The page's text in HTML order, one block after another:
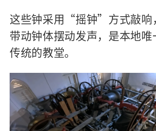
这些钟采用 “摇钟” 方式敲
带动钟体摆动发声，是本地
传统的教堂。